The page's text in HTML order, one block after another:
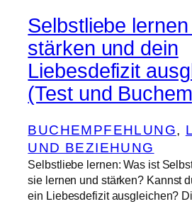
Selbstliebe
stärken und dein
Liebesdefizit
(Test und
BUCHEMPFEHLUNG,
UND BEZIEHUNG
Selbstliebe lernen: Was ist
sie lernen und stärken? Kannst
ein Liebesdefizit ausgleichen?